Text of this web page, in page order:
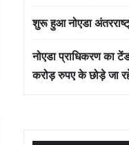
शुरू हुआ नोएडा
नोएडा प्राधिकरण का
करोड़ रुपए के छोड़े जा